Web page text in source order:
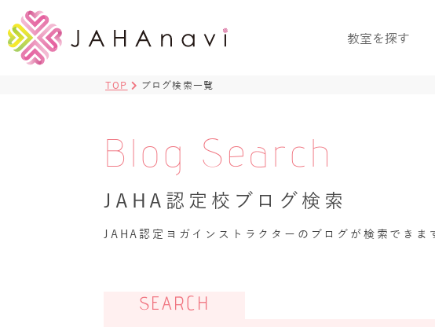
教室を探す
TOP ブログ検索一覧
Blog Search
JAHA認定校ブログ検索
JAHA認定ヨガインストラクターのブログが検索できま
SEARCH